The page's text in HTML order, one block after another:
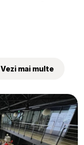
Vezi mai multe